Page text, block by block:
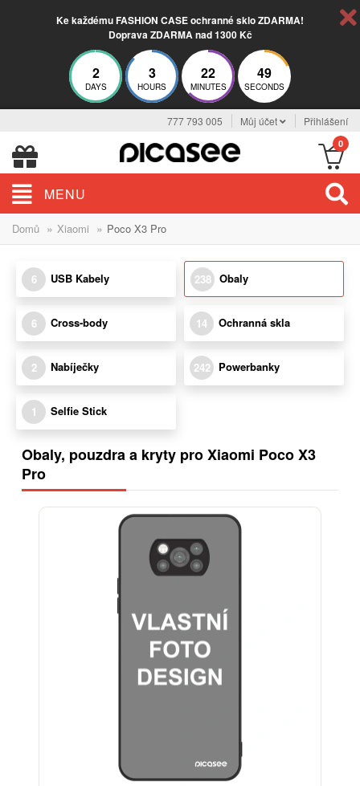
Ke každému FASHION CASE ochranné sklo ZDARMA!
Doprava ZDARMA nad 1300 Kč
2
DAYS
3
HOURS
22
MINUTES
48
SECONDS
777 793 005 Můj účet Přihlášení
0
MENU
Domů » Xiaomi » Poco X3 Pro
6 USB Kabely 238 Obaly
6 Cross-body 14 Ochranná skla
2 Nabíječky 242 Powerbanky
1 Selfie Stick
Obaly, pouzdra a kryty pro Xiaomi Poco X3
Pro